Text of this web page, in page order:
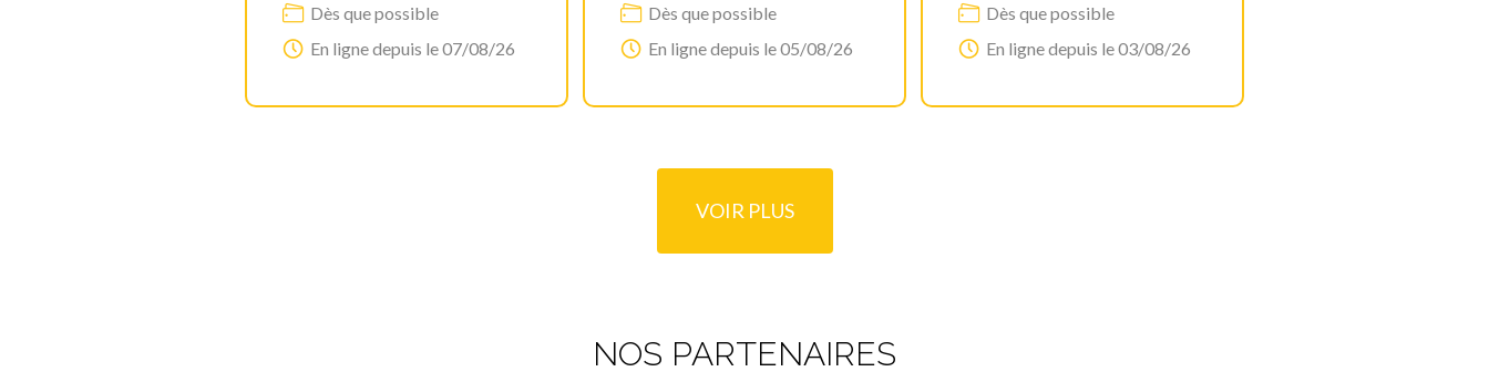
Dès que possible
En ligne depuis le 07/08/26
Dès que possible
En ligne depuis le 05/08/26
Dès que possible
En ligne depuis le 03/08/26
VOIR PLUS
NOS PARTENAIRES